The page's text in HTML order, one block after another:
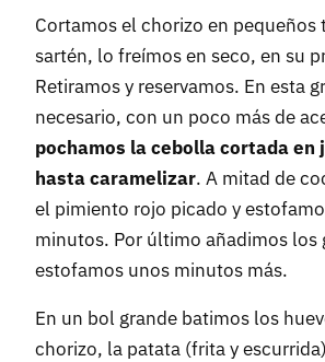
Cortamos el chorizo en pequeños
sartén, lo freímos en seco, en su
Retiramos y reservamos. En esta
necesario, con un poco más de
pochamos la cebolla cortada en
hasta caramelizar. A mitad de
el pimiento rojo picado y
minutos. Por último añadimos los
estofamos unos minutos más.
En un bol grande batimos los
chorizo, la patata (frita y